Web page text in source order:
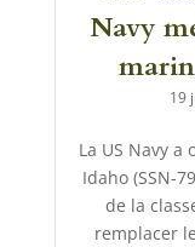
Navy
19
La US Navy a
Idaho (SSN-
de la
remplacer